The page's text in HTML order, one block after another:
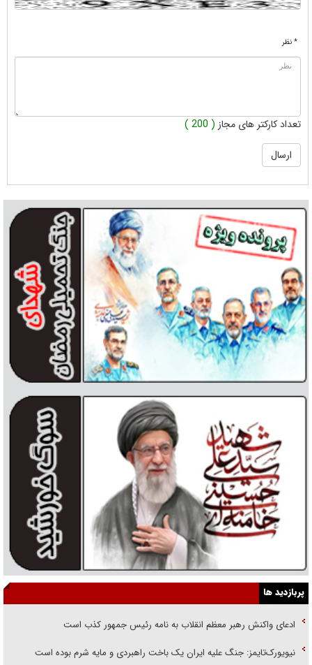
* نظر
تعداد کارکتر های مجاز ( 200 )
پربازدید ها
ادعای واکنش رهبر معظم انقلاب به نامه رئیس جمهور کذب است
نیویورک‌تایمز: جنگ علیه ایران یک باخت راهبردی و مایه شرم بوده است